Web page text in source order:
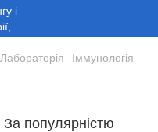
Лабораторія Іммунологія
За популярністю